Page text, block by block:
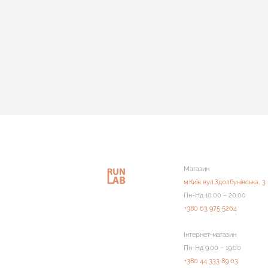
Магазин
м.Київ вул.Здолбунівська, 3
Пн-Нд 10:00 – 20:00
+380 63 975 5264
Інтернет-магазин
Пн-Нд 9:00 – 19:00
+380 44 333 89 03